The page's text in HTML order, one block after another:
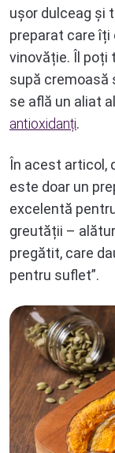
ușor dulceag și
preparat care îți
vinovăție. Îl poți
supă cremoasă
se află un aliat
antioxidanți.
În acest articol,
este doar un
excelentă
greutății –
pregătit, care
pentru suflet”.